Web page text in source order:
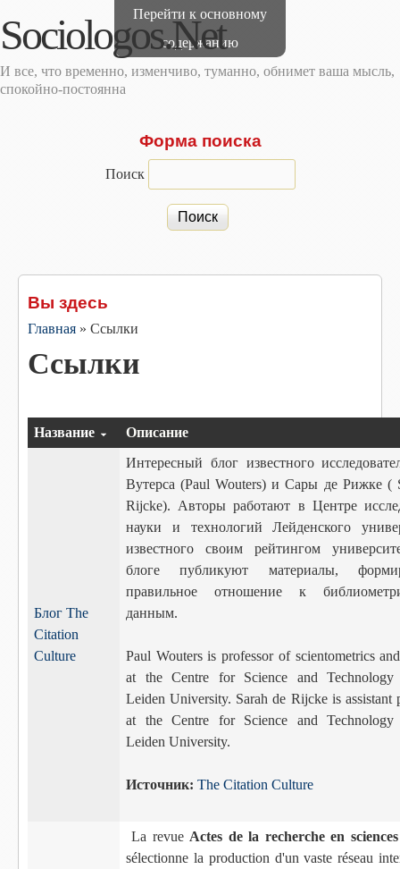
Перейти к основному
содержанию
Sociologos.Net
И все, что временно, изменчиво, туманно, обнимет ваша мысль,
спокойно-постоянна
Форма поиска
Поиск
Вы здесь
Главная » Ссылки
Ссылки
Название Описание
Блог The
Citation
Culture
Интересный блог известного
Вутерса (Paul Wouters) и Сары де Рижке (
Rijcke). Авторы работают в Центре
науки и технологий Лейденского
известного своим рейтингом
блоге публикуют материалы,
правильное отношение к
данным.
Paul Wouters is professor of scientometrics
at the Centre for Science and Technology
Leiden University. Sarah de Rijcke is assistant
at the Centre for Science and Technology
Leiden University.
Источник: The Citation Culture
La revue Actes de la recherche en sciences
sélectionne la production d'un vaste réseau